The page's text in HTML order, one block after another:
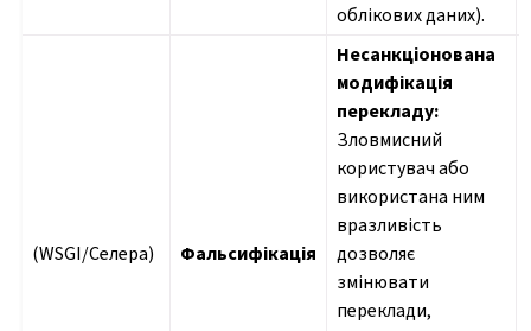
облікових даних).
(WSGI/Селера) Фальсифікація
Несанкціонована
модифікація
перекладу:
Зловмисний
користувач або
використана ним
вразливість
дозволяє
змінювати
переклади,